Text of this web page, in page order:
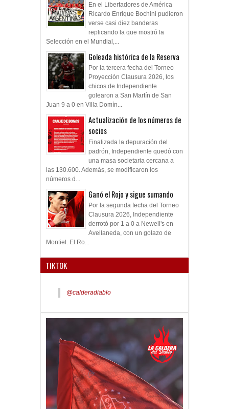
En el Libertadores de América
Ricardo Enrique Bochini pudieron
verse casi diez banderas
replicando la que mostró la
Selección en el Mundial,...
Goleada histórica de la Reserva
Por la tercera fecha del Torneo
Proyección Clausura 2026, los
chicos de Independiente
golearon a San Martín de San
Juan 9 a 0 en Villa Domín...
Actualización de los números de
socios
Finalizada la depuración del
padrón, Independiente quedó con
una masa societaria cercana a
las 130.600. Además, se modificaron los
números d...
Ganó el Rojo y sigue sumando
Por la segunda fecha del Torneo
Clausura 2026, Independiente
derrotó por 1 a 0 a Newell's en
Avellaneda, con un golazo de
Montiel. El Ro...
TIKTOK
@calderadiablo